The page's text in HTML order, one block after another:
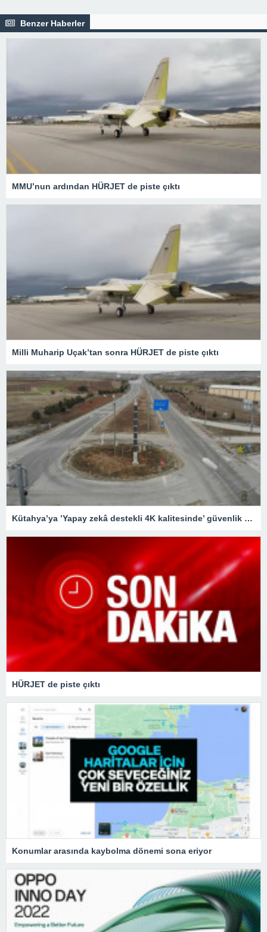
Benzer Haberler
MMU’nun ardından HÜRJET de piste çıktı
Milli Muharip Uçak’tan sonra HÜRJET de piste çıktı
Kütahya’ya ’Yapay zekâ destekli 4K kalitesinde’ güvenlik kameraları
HÜRJET de piste çıktı
Konumlar arasında kaybolma dönemi sona eriyor